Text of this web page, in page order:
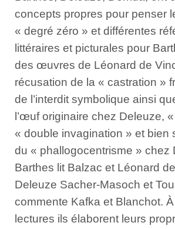
concepts propres pour penser
« degré zéro » et différentes
littéraires et picturales pour
des œuvres de Léonard de
récusation de la « castration »
de l’interdit symbolique ainsi
l’œuf originaire chez Deleuze, «
« double invagination » et bien
du « phallogocentrisme » chez
Barthes lit Balzac et Léonard
Deleuze Sacher-Masoch et
commente Kafka et Blanchot.
lectures ils élaborent leurs